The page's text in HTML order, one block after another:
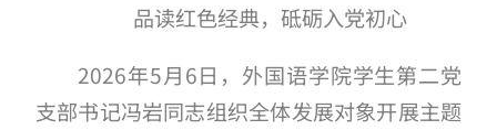
品读红色经典，砥砺入党初心
2026年5月6日，外国语学院学生第二党
支部书记冯岩同志组织全体发展对象开展主题